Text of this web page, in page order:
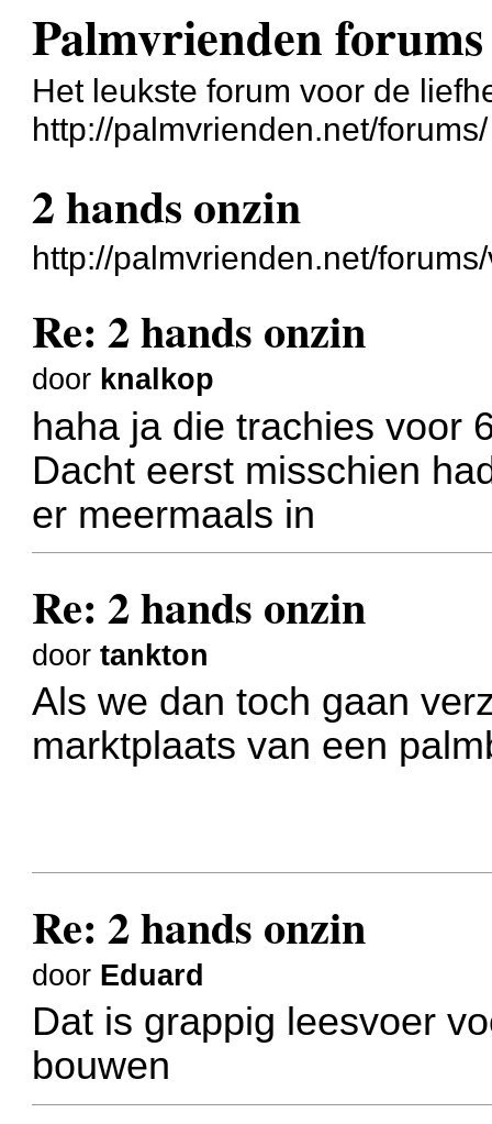
Palmvrienden forums
Het leukste forum voor de
http://palmvrienden.net/forums/
2 hands onzin
http://palmvrienden.net/
Re: 2 hands onzin
door knalkop
haha ja die trachies voor
Dacht eerst misschien
er meermaals in
Re: 2 hands onzin
doortankton
Als we dan toch gaan
marktplaats van een
Re: 2 hands onzin
door Eduard
Dat is grappig leesvoer
bouwen